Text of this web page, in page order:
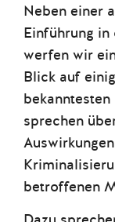
Neben einer
Einführung
werfen wir
Blick auf
bekanntesten
sprechen
betroffenen